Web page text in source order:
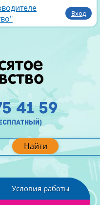
Вход
Найти
41 59
Условия работы